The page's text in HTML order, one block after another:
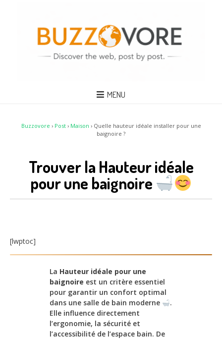
MENU
Buzzovore › Post› Maison › Quelle hauteur idéale installer pour une
baignoire ?
Trouver la Hauteur idéale
pour une baignoire
[lwptoc]
La Hauteur idéale pour une
baignoire est un critère essentiel
pour garantir un confort optimal
dans une salle de bain moderne
.
Elle influence directement
l’ergonomie, la sécurité et
l’accessibilité de l’espace bain. De